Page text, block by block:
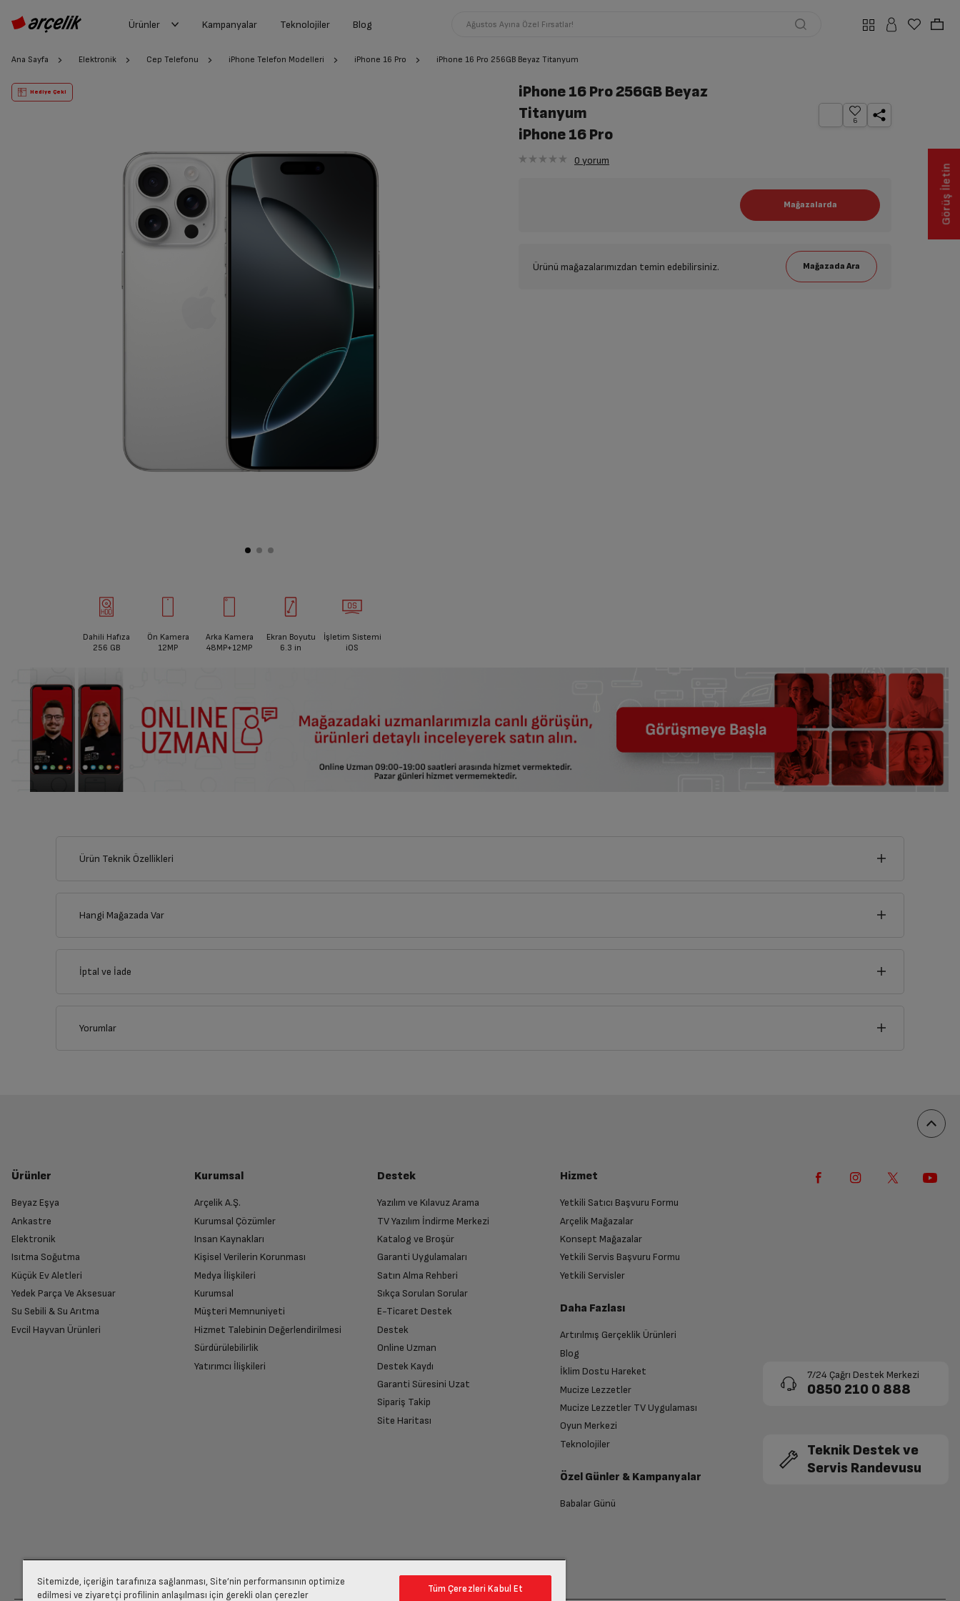
Ürünler Kampanyalar Teknolojiler Blog Ağustos Ayına Özel Fırsatlar!
Ana Sayfa Elektronik Cep Telefonu iPhone Telefon Modelleri iPhone 16 Pro iPhone 16 Pro 256GB Beyaz Titanyum
Hediye Çeki
Dahili Hafıza
256 GB
Ön Kamera
12MP
Arka Kamera
48MP+12MP
Ekran Boyutu
6.3 in
İşletim Sistemi
iOS
iPhone 16 Pro 256GB Beyaz
Titanyum
iPhone 16 Pro
6
0 yorum
Ürünü mağazalarımızdan temin edebilirsiniz.
Ürün Teknik Özellikleri
IOS 18
Hangi Mağazada Var
İptal ve İade
Ürünü Yetkili Servise Teslim Edin
Ürünü eksiksiz ve hasarsız olarak faturası ile birlikte yetkili servise teslim edin.
İade Talebiniz Onaylansın
Yetkili servis gerekli kontrolleri sağladıktan sonra İade süreciniz tamamlanacaktır.
Yorumlar
Ürünler
Beyaz Eşya
Ankastre
Elektronik
Isıtma Soğutma
Küçük Ev Aletleri
Yedek Parça Ve Aksesuar
Su Sebili & Su Arıtma
Evcil Hayvan Ürünleri
Kurumsal
Arçelik A.Ş.
Kurumsal Çözümler
Insan Kaynakları
Kişisel Verilerin Korunması
Medya İlişkileri
Kurumsal
Müşteri Memnuniyeti
Hizmet Talebinin Değerlendirilmesi
Sürdürülebilirlik
Yatırımcı İlişkileri
Destek
Yazılım ve Kılavuz Arama
TV Yazılım İndirme Merkezi
Katalog ve Broşür
Garanti Uygulamaları
Satın Alma Rehberi
Sıkça Sorulan Sorular
E-Ticaret Destek
Destek
Online Uzman
Destek Kaydı
Garanti Süresini Uzat
Sipariş Takip
Site Haritası
Hizmet
Yetkili Satıcı Başvuru Formu
Arçelik Mağazalar
Konsept Mağazalar
Yetkili Servis Başvuru Formu
Yetkili Servisler
Daha Fazlası
Artırılmış Gerçeklik Ürünleri
Blog
İklim Dostu Hareket
Mucize Lezzetler
Mucize Lezzetler TV Uygulaması
Oyun Merkezi
Teknolojiler
Özel Günler & Kampanyalar
Babalar Günü
7/24 Çağrı Destek Merkezi
0850 210 0 888
Teknik Destek ve
Servis Randevusu
Görüş İletin
Sitemizde, içeriğin tarafınıza sağlanması, Site’nin performansının optimize
edilmesi ve ziyaretçi profilinin anlaşılması için gerekli olan çerezler
Tüm Çerezleri Kabul Et